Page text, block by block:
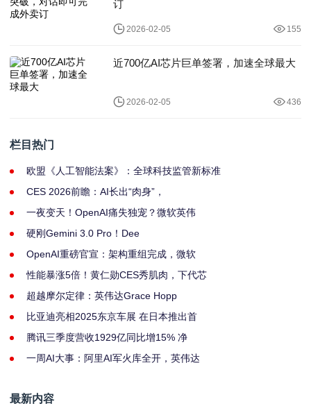
订
2026-02-05 155
近700亿AI芯片巨单签署，加速全球最大
2026-02-05 436
栏目热门
欧盟《人工智能法案》：全球科技监管新标准
CES 2026前瞻：AI长出“肉身”，
一夜变天！OpenAI痛失独宠？微软英伟
硬刚Gemini 3.0 Pro！Dee
OpenAI重磅官宣：架构重组完成，微软
性能暴涨5倍！黄仁勋CES秀肌肉，下代芯
超越摩尔定律：英伟达Grace Hopp
比亚迪亮相2025东京车展 在日本推出首
腾讯三季度营收1929亿同比增15% 净
一周AI大事：阿里AI军火库全开，英伟达
最新内容